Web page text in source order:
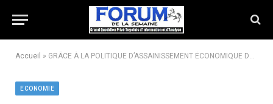
Accueil » GRÂCE À LA POLITIQUE D’ASSAINISSEMENT ÉCONOMIQUE DU PRÉSIDENT FAURE GNASSINGBÉ, LE TOGO FIGURE SUR LA SHORT LISTE DES PAYS AFRICAINS À FORTE CROISSANCE
ECONOMIE